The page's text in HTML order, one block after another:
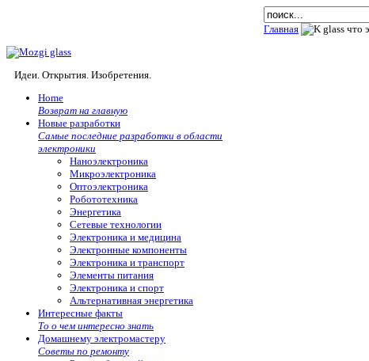
Главная
Идеи. Открытия. Изобретения.
Home
Возврат на главную
Новые разработки
Самые последние разработки в области
электроники
Наноэлектроника
Микроэлектроника
Оптоэлектроника
Робототехника
Энергетика
Сетевые технологии
Электроника и медицина
Электронные компоненты
Электроника и транспорт
Элементы питания
Электроника и спорт
Альтернативная энергетика
Интересные факты
То о чем интересно знать
Домашнему электромастеру
Советы по ремонту